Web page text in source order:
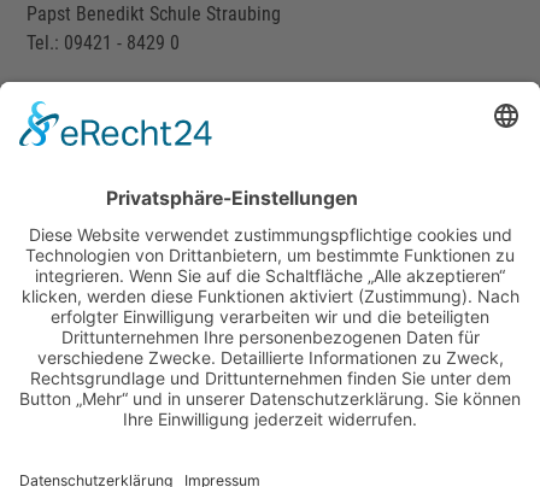
Papst Benedikt Schule Straubing
Tel.: 09421 - 8429 0
Sonderpädagogisches
Förderzentrum Landshut-Stadt
Schulstraße 3
84036 Landshut
Tel. 0871 / 43 09 80 90